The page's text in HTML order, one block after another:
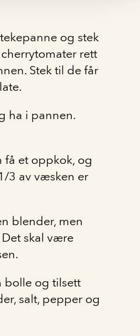
og stek
rett
Stek til de får
ha i pannen.
få et oppkok, og
3 av væsken er
blender, men
skal være
bolle og tilsett
salt, pepper og